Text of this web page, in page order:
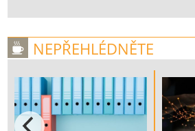
NEPŘEHLÉDNĚTE